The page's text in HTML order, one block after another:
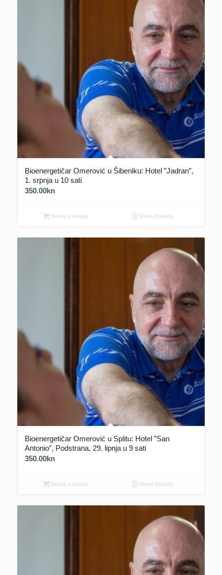
Bioenergetičar Omerović u Šibeniku: Hotel ”Jadran”,
1. srpnja u 10 sati
350.00kn
Dodaj u korpu Show Details
Bioenergetičar Omerović u Splitu: Hotel ”San
Antonio”, Podstrana, 29. lipnja u 9 sati
350.00kn
Dodaj u korpu Show Details